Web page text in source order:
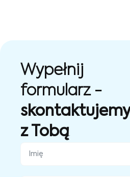
Wypełnij
formularz -
z Tobą